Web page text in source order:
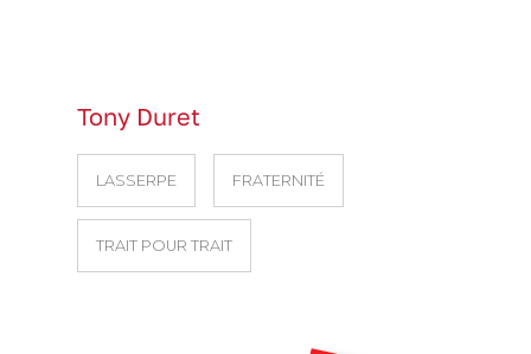
Tony Duret
LASSERPE FRATERNITÉ
TRAIT POUR TRAIT